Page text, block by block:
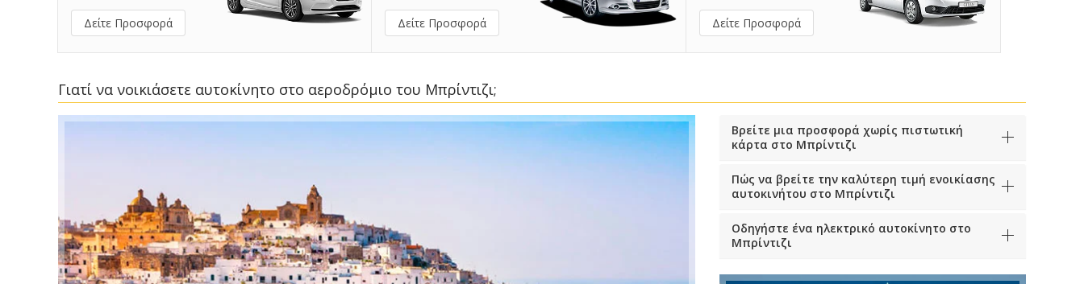
Δείτε Προσφορά Δείτε Προσφορά Δείτε Προσφορά
Γιατί να νοικιάσετε αυτοκίνητο στο αεροδρόμιο του Μπρίντιζι;
Βρείτε μια προσφορά χωρίς πιστωτική
κάρτα στο Μπρίντιζι
Πώς να βρείτε την καλύτερη τιμή ενοικίασης
αυτοκινήτου στο Μπρίντιζι
Οδηγήστε ένα ηλεκτρικό αυτοκίνητο στο
Μπρίντιζι